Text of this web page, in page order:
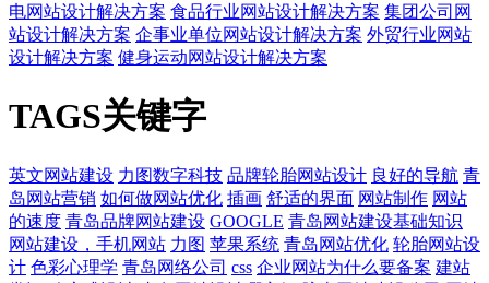
电网站设计解决方案 食品行业网站设计解决方案 集团公司网
站设计解决方案 企事业单位网站设计解决方案 外贸行业网站
设计解决方案 健身运动网站设计解决方案
TAGS关键字
英文网站建设 力图数字科技 品牌轮胎网站设计 良好的导航 青
岛网站营销 如何做网站优化 插画 舒适的界面 网站制作 网站
的速度 青岛品牌网站建设 GOOGLE 青岛网站建设基础知识
网站建设，手机网站 力图 苹果系统 青岛网站优化 轮胎网站设
计 色彩心理学 青岛网络公司 css 企业网站为什么要备案 建站